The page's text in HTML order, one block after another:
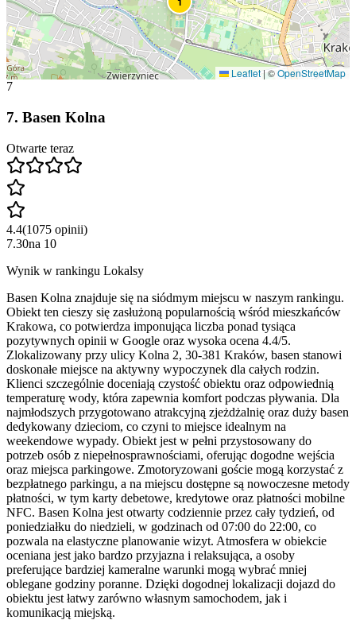
Leaflet | ©OpenStreetMap
7
7. Basen Kolna
Otwarte teraz
4.4(1075 opinii)
7.30na 10
Wynik w rankingu Lokalsy
Basen Kolna znajduje się na siódmym miejscu w naszym rankingu.
Obiekt ten cieszy się zasłużoną popularnością wśród mieszkańców
Krakowa, co potwierdza imponująca liczba ponad tysiąca
pozytywnych opinii w Google oraz wysoka ocena 4.4/5.
Zlokalizowany przy ulicy Kolna 2, 30-381 Kraków, basen stanowi
doskonałe miejsce na aktywny wypoczynek dla całych rodzin.
Klienci szczególnie doceniają czystość obiektu oraz odpowiednią
temperaturę wody, która zapewnia komfort podczas pływania. Dla
najmłodszych przygotowano atrakcyjną zjeżdżalnię oraz duży basen
dedykowany dzieciom, co czyni to miejsce idealnym na
weekendowe wypady. Obiekt jest w pełni przystosowany do
potrzeb osób z niepełnosprawnościami, oferując dogodne wejścia
oraz miejsca parkingowe. Zmotoryzowani goście mogą korzystać z
bezpłatnego parkingu, a na miejscu dostępne są nowoczesne metody
płatności, w tym karty debetowe, kredytowe oraz płatności mobilne
NFC. Basen Kolna jest otwarty codziennie przez cały tydzień, od
poniedziałku do niedzieli, w godzinach od 07:00 do 22:00, co
pozwala na elastyczne planowanie wizyt. Atmosfera w obiekcie
oceniana jest jako bardzo przyjazna i relaksująca, a osoby
preferujące bardziej kameralne warunki mogą wybrać mniej
oblegane godziny poranne. Dzięki dogodnej lokalizacji dojazd do
obiektu jest łatwy zarówno własnym samochodem, jak i
komunikacją miejską.